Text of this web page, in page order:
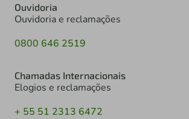
Ouvidoria
Ouvidoria e reclamações
0800 646 2519
Chamadas Internacionais
Elogios e reclamações
+ 55 51 2313 6472